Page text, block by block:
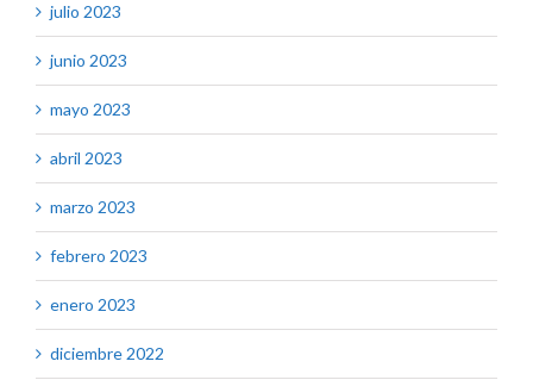
julio 2023
junio 2023
mayo 2023
abril 2023
marzo 2023
febrero 2023
enero 2023
diciembre 2022